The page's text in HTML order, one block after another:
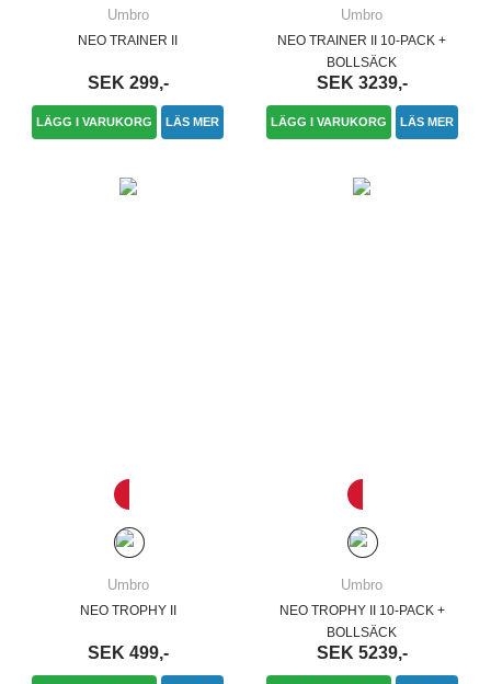
Umbro
NEO TRAINER II
SEK 299,-
LÄGG I VARUKORG LÄS MER
Umbro
NEO TRAINER II 10-PACK +
BOLLSÄCK
SEK 3239,-
LÄGG I VARUKORG LÄS MER
Umbro
NEO TROPHY II
SEK 499,-
Umbro
NEO TROPHY II 10-PACK +
BOLLSÄCK
SEK 5239,-